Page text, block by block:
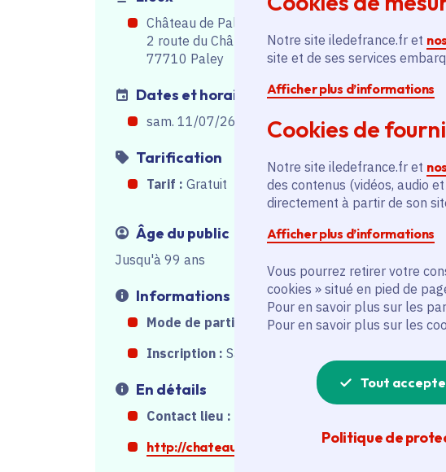
Notre site iledefrance.fr et
site et de ses services
Afficher plus d’informations
Cookies de
Notre site iledefrance.fr et
des contenus (vidéos, audio
directement à partir de son
Afficher plus d’informations
Vous pourrez retirer votre
cookies » situé en pied de
Pour en savoir plus sur les
Pour en savoir plus sur les
Tout
Politique de
Château de Paley
2 route du Château 77710 Paley
77710 Paley
Dates et horaires
sam. 11/07/26, de 14h00 à 18h00
Tarification
Tarif : Gratuit
Âge du public
Jusqu'à 99 ans
Informations
Mode de participation :Sur place
Inscription : Sans inscription
En détails
Contact lieu :
http://chateaudepaley.com